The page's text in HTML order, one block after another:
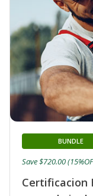
Certificacion
BUNDLE
Save $720.00